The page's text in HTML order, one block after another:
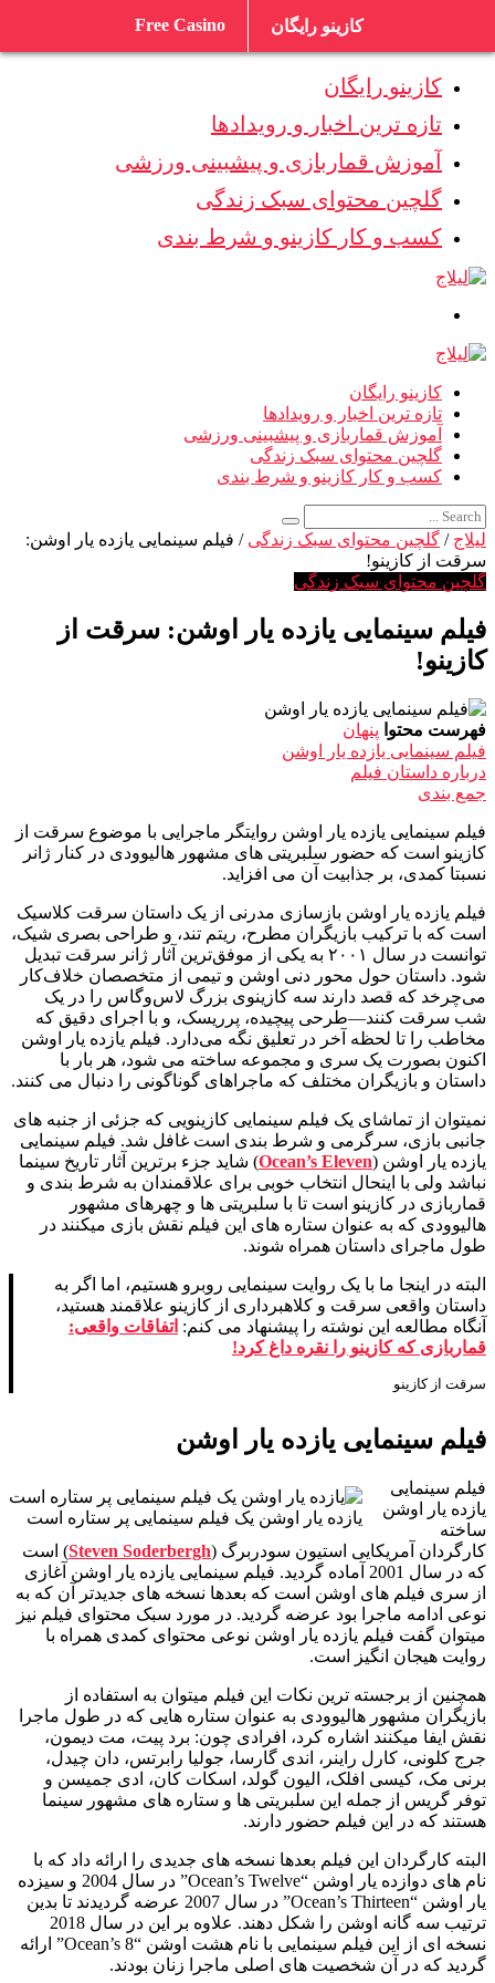
کازینو رایگان Free Casino
کازینو رایگان
تازه ترین اخبار و رویدادها
آموزش قماربازی و پیشبینی ورزشی
گلچین محتوای سبک زندگی
کسب و کار کازینو و شرط بندی
کازینو رایگان
تازه ترین اخبار و رویدادها
آموزش قماربازی و پیشبینی ورزشی
گلچین محتوای سبک زندگی
کسب و کار کازینو و شرط بندی
لیلاج / گلچین محتوای سبک زندگی / فیلم سینمایی یازده یار اوشن:
سرقت از کازینو!
گلچین محتوای سبک زندگی
فیلم سینمایی یازده یار اوشن: سرقت از
کازینو!
فهرست محتوا پنهان
فیلم سینمایی یازده یار اوشن
درباره داستان فیلم
جمع بندی
فیلم سینمایی یازده یار اوشن روایتگر ماجرایی با موضوع سرقت از
کازینو است که حضور سلبریتی های مشهور هالیوودی در کنار ژانر
نسبتا کمدی، بر جذابیت آن می افزاید.
فیلم یازده یار اوشن بازسازی مدرنی از یک داستان سرقت کلاسیک
است که با ترکیب بازیگران مطرح، ریتم تند، و طراحی بصری شیک،
توانست در سال ۲۰۰۱ به یکی از موفق‌ترین آثار ژانر سرقت تبدیل
شود. داستان حول محور دنی اوشن و تیمی از متخصصان خلاف‌کار
می‌چرخد که قصد دارند سه کازینوی بزرگ لاس‌وگاس را در یک
شب سرقت کنند—طرحی پیچیده، پرریسک، و با اجرای دقیق که
مخاطب را تا لحظه آخر در تعلیق نگه می‌دارد. فیلم یازده یار اوشن
اکنون بصورت یک سری و مجموعه ساخته می شود، هر بار با
داستان و بازیگران مختلف که ماجراهای گوناگونی را دنبال می کنند.
نمیتوان از تماشای یک فیلم سینمایی کازینویی که جزئی از جنبه های
جانبی بازی، سرگرمی و شرط بندی است غافل شد. فیلم سینمایی
یازده یار اوشن (Ocean’s Eleven) شاید جزء برترین آثار تاریخ سینما
نباشد ولی با اینحال انتخاب خوبی برای علاقمندان به شرط بندی و
قماربازی در کازینو است تا با سلبریتی ها و چهرهای مشهور
هالیوودی که به عنوان ستاره های این فیلم نقش بازی میکنند در
طول ماجرای داستان همراه شوند.
البته در اینجا ما با یک روایت سینمایی روبرو هستیم، اما اگر به
داستان واقعی سرقت و کلاهبرداری از کازینو علاقمند هستید،
آنگاه مطالعه این نوشته را پیشنهاد می کنم: اتفاقات واقعی:
قماربازی که کازینو را نقره داغ کرد!
سرقت از کازینو
فیلم سینمایی یازده یار اوشن
یازده یار اوشن یک فیلم سینمایی پر ستاره است
فیلم سینمایی
یازده یار اوشن
ساخته
کارگردان آمریکایی استیون سودربرگ (Steven Soderbergh) است
که در سال 2001 آماده گردید. فیلم سینمایی یازده یار اوشن آغازی
از سری فیلم های اوشن است که بعدها نسخه های جدیدتر آن که به
نوعی ادامه ماجرا بود عرضه گردید. در مورد سبک محتوای فیلم نیز
میتوان گفت فیلم یازده یار اوشن نوعی محتوای کمدی همراه با
روایت هیجان انگیز است.
همچنین از برجسته ترین نکات این فیلم میتوان به استفاده از
بازیگران مشهور هالیوودی به عنوان ستاره هایی که در طول ماجرا
نقش ایفا میکنند اشاره کرد، افرادی چون: برد پیت، مت دیمون،
جرج کلونی، کارل راینر، اندی گارسا، جولیا رابرتس، دان چیدل،
برنی مک، کیسی افلک، الیون گولد، اسکات کان، ادی جمیسن و
توفر گریس از جمله این سلبریتی ها و ستاره های مشهور سینما
هستند که در این فیلم حضور دارند.
البته کارگردان این فیلم بعدها نسخه های جدیدی را ارائه داد که با
نام های دوازده یار اوشن “Ocean’s Twelve” در سال 2004 و سیزده
یار اوشن “Ocean’s Thirteen” در سال 2007 عرضه گردیدند تا بدین
ترتیب سه گانه اوشن را شکل دهند. علاوه بر این در سال 2018
نسخه ای از این فیلم سینمایی با نام هشت اوشن “Ocean’s 8” ارائه
گردید که در آن شخصیت های اصلی ماجرا زنان بودند.